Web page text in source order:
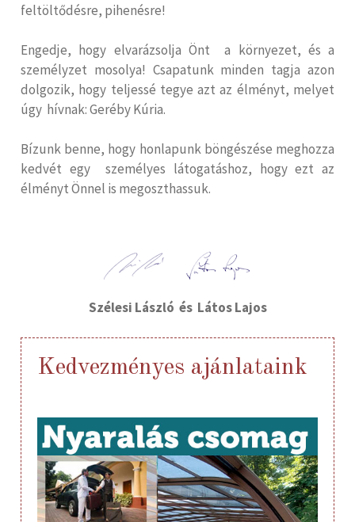
feltöltődésre, pihenésre!
Engedje, hogy elvarázsolja Önt a környezet, és a
személyzet mosolya! Csapatunk minden tagja azon
dolgozik, hogy teljessé tegye azt az élményt, melyet
úgy hívnak: Geréby Kúria.
Bízunk benne, hogy honlapunk böngészése meghozza
kedvét egy személyes látogatáshoz, hogy ezt az
élményt Önnel is megoszthassuk.
Szélesi László és Látos Lajos
Kedvezményes ajánlataink